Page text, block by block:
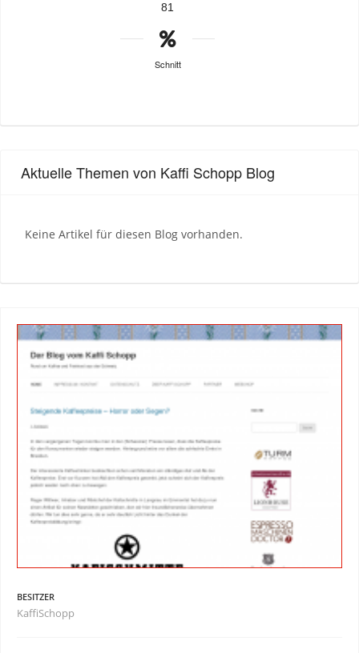
81
Schnitt
Aktuelle Themen von Kaffi Schopp Blog
Keine Artikel für diesen Blog vorhanden.
BESITZER
KaffiSchopp